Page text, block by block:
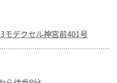
モデクセル神宮前401号